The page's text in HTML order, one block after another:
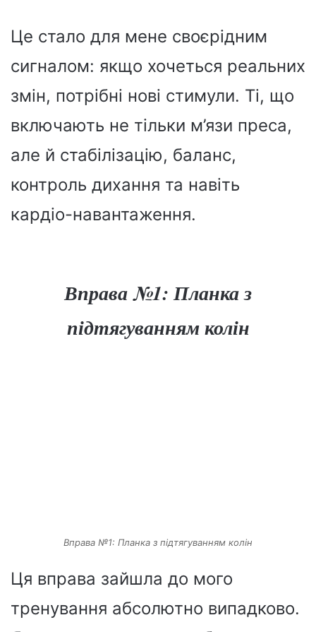
Це стало для мене своєрідним
сигналом: якщо хочеться реальних
змін, потрібні нові стимули. Ті, що
включають не тільки м’язи преса,
але й стабілізацію, баланс,
контроль дихання та навіть
кардіо-навантаження.
Вправа №1: Планка з
підтягуванням колін
Вправа №1: Планка з підтягуванням колін
Ця вправа зайшла до мого
тренування абсолютно випадково.